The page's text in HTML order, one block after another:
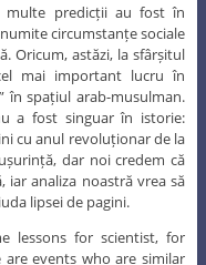
predicții au fost în
circumstanțe sociale
Oricum, astăzi, la sfârșitul
mai important lucru în
în spațiul arab-musulman.
a fost singuar în istorie:
cu anul revoluționar de la
dar noi credem că
iar analiza noastră vrea să
lipsei de pagini.
lessons for scientist, for
events who are similar